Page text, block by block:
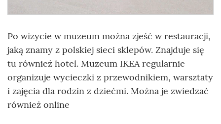
Po wizycie w muzeum można zjeść w restauracji,
jaką znamy z polskiej sieci sklepów. Znajduje się
tu również hotel. Muzeum IKEA regularnie
organizuje wycieczki z przewodnikiem, warsztaty
i zajęcia dla rodzin z dziećmi. Można je zwiedzać
również online